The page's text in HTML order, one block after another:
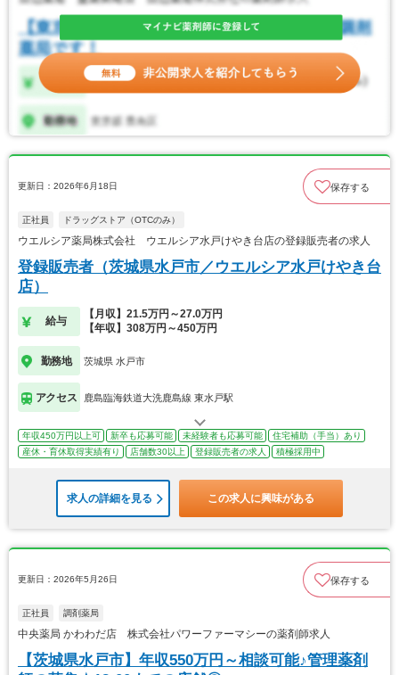
更新日：2026年6月18日 保存する
正社員 ドラッグストア（OTCのみ）
ウエルシア薬局株式会社 ウエルシア水戸けやき台店の登録販売者の求人
登録販売者（茨城県水戸市／ウエルシア水戸けやき台
店）
給与
【月収】21.5万円～27.0万円
【年収】308万円～450万円
勤務地 茨城県 水戸市
アクセス 鹿島臨海鉄道大洗鹿島線 東水戸駅
年収450万円以上可 新卒も応募可能 未経験者も応募可能
住宅補助（手当）あり
産休・育休取得実績有り
店舗数30以上 登録販売者の求人 積極採用中
求人の詳細を見る この求人に興味がある
更新日：2026年5月26日 保存する
正社員 調剤薬局
中央薬局 かわわだ店 株式会社パワーファーマシーの薬剤師求人
【茨城県水戸市】年収550万円～相談可能♪管理薬剤